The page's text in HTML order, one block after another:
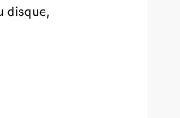
disque,